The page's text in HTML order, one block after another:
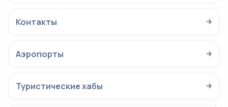
Контакты →
Аэропорты →
Туристические хабы →